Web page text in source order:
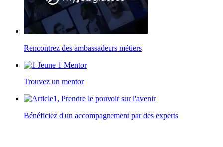
Rencontrez des ambassadeurs métiers
Trouvez un mentor
Bénéficiez d'un accompagnement par des experts